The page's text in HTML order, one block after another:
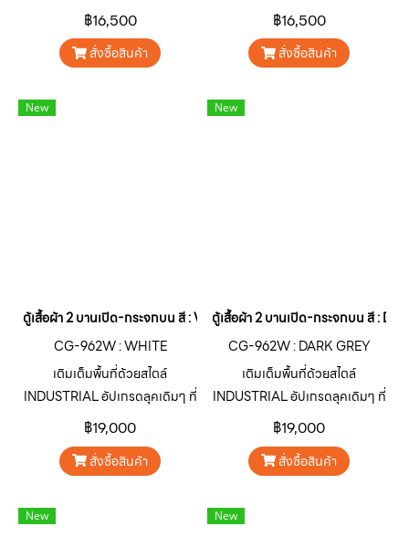
จำเจให้โดดเด่น ดิบ เท่ ไม่เหมือน
ใครด้วยตู้เหล็กอเนกประสงค์ ซีรีส์
CARGO “คาร์โก” สินค้ากลุ่มตู้
FURNITURE ออกแบบมาเพื่อ
฿16,500
สั่งซื้อสินค้า
จำเจให้โดดเด่น ดิบ เท่ ไม่เหมือน
ใครด้วยตู้เหล็กอเนกประสงค์ ซีรีส์
CARGO “คาร์โก” สินค้ากลุ่มตู้
FURNITURE ออกแบบมาเพื่อ
฿16,500
สั่งซื้อสินค้า
New
ตู้เสื้อผ้า 2 บานเปิด-กระจกบน สี : WHITE
CG-962W : WHITE
เติมเต็มพื้นที่ด้วยสไตล์
INDUSTRIAL อัปเกรดลุคเดิมๆ ที่
จำเจให้โดดเด่น ดิบ เท่ ไม่เหมือน
ใครด้วยตู้เหล็กอเนกประสงค์ ซีรีส์
CARGO “คาร์โก” สินค้ากลุ่มตู้
FURNITURE ออกแบบมาเพื่อ
฿19,000
สั่งซื้อสินค้า
New
ตู้เสื้อผ้า 2 บานเปิด-กระจกบน สี :
CG-962W : DARK GREY
เติมเต็มพื้นที่ด้วยสไตล์
INDUSTRIAL อัปเกรดลุคเดิมๆ ที่
จำเจให้โดดเด่น ดิบ เท่ ไม่เหมือน
ใครด้วยตู้เหล็กอเนกประสงค์ ซีรีส์
CARGO “คาร์โก” สินค้ากลุ่มตู้
FURNITURE ออกแบบมาเพื่อ
฿19,000
สั่งซื้อสินค้า
New New